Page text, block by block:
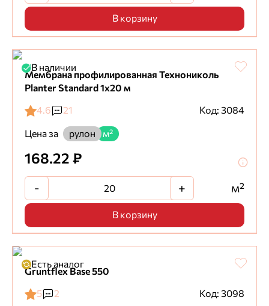
В корзину
В наличии
Мембрана профилированная Технониколь
Planter Standard 1х20 м
4.6
21
Код: 3084
Цена за
рулон м²
168.22 ₽
- + м²
В корзину
Есть аналог
Gruntflex Base 550
5
2
Код: 3098